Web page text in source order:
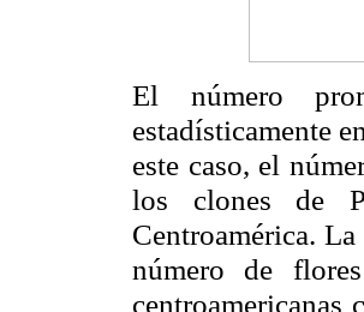
El número
estadísticamente
este caso, el
los clones de
Centroamérica.
número de
centroamericanas